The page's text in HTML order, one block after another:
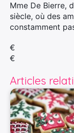
Mme De Bierre,
siècle, où des
constamment
€
€
Articles